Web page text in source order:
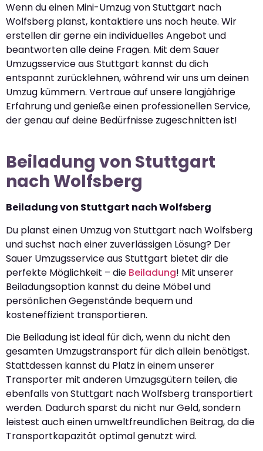
Wenn du einen Mini-Umzug von Stuttgart nach
Wolfsberg planst, kontaktiere uns noch heute. Wir
erstellen dir gerne ein individuelles Angebot und
beantworten alle deine Fragen. Mit dem Sauer
Umzugsservice aus Stuttgart kannst du dich
entspannt zurücklehnen, während wir uns um deinen
Umzug kümmern. Vertraue auf unsere langjährige
Erfahrung und genieße einen professionellen Service,
der genau auf deine Bedürfnisse zugeschnitten ist!
Beiladung von Stuttgart
nach Wolfsberg
Beiladung von Stuttgart nach Wolfsberg
Du planst einen Umzug von Stuttgart nach Wolfsberg
und suchst nach einer zuverlässigen Lösung? Der
Sauer Umzugsservice aus Stuttgart bietet dir die
perfekte Möglichkeit – die Beiladung! Mit unserer
Beiladungsoption kannst du deine Möbel und
persönlichen Gegenstände bequem und
kosteneffizient transportieren.
Die Beiladung ist ideal für dich, wenn du nicht den
gesamten Umzugstransport für dich allein benötigst.
Stattdessen kannst du Platz in einem unserer
Transporter mit anderen Umzugsgütern teilen, die
ebenfalls von Stuttgart nach Wolfsberg transportiert
werden. Dadurch sparst du nicht nur Geld, sondern
leistest auch einen umweltfreundlichen Beitrag, da die
Transportkapazität optimal genutzt wird.